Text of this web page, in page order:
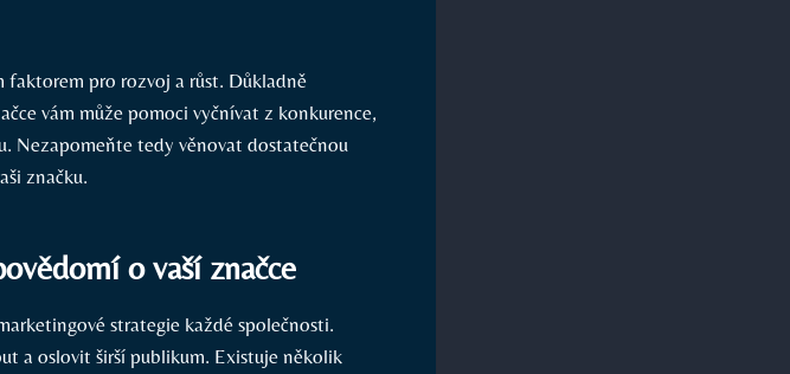
faktorem pro rozvoj a růst. Důkladně
vám může pomoci vyčnívat z konkurence,
Nezapomeňte tedy věnovat dostatečnou
značku.
o vaší značce
strategie každé společnosti.
a oslovit širší publikum. Existuje několik